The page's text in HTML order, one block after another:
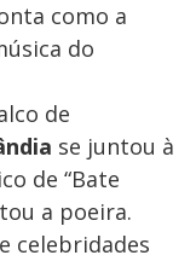
como a
do
de
se juntou à
de “Bate
a poeira.
celebridades